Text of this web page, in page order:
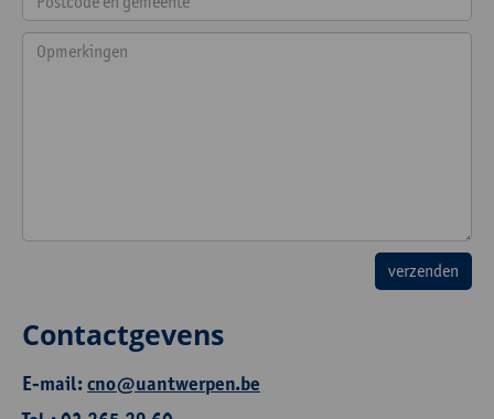
Contactgevens
E-mail:cno@uantwerpen.be